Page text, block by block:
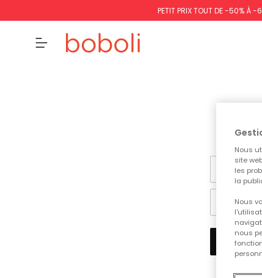
PETIT PRIX TOUT DE -50% À -
Nous
site
les
la
Nous
nous